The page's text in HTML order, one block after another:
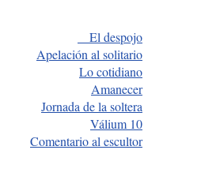
El despojo
Apelación al solitario
Lo cotidiano
Amanecer
Jornada de la soltera
Válium 10
Comentario al escultor